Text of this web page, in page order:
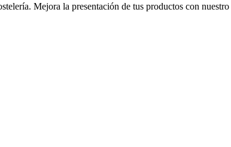
Mejora la presentación de tus productos con nuestro